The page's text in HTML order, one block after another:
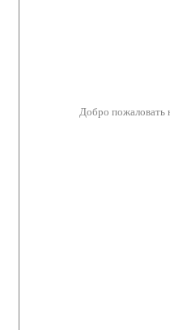
Добро пожаловать